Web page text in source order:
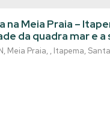
, Meia Praia , Itapema,
na Meia Praia –
da quadra mar e a
de altíssimo
área privativa